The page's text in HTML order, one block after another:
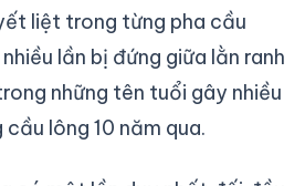
liệt trong từng pha cầu
lần bị đứng giữa lằn ranh
những tên tuổi gây nhiều
lông 10 năm qua.